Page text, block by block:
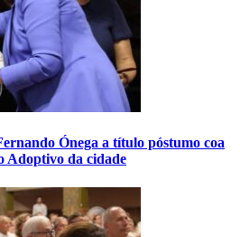
Ónega a título póstumo coa
Adoptivo da cidade